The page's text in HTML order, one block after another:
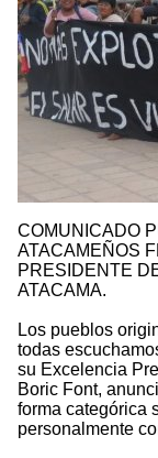
COMUNICADO
ATACAMEÑOS
PRESIDENTE
ATACAMA.
Los pueblos
todas
su Excelencia
Boric Font,
forma categórica
personalmente